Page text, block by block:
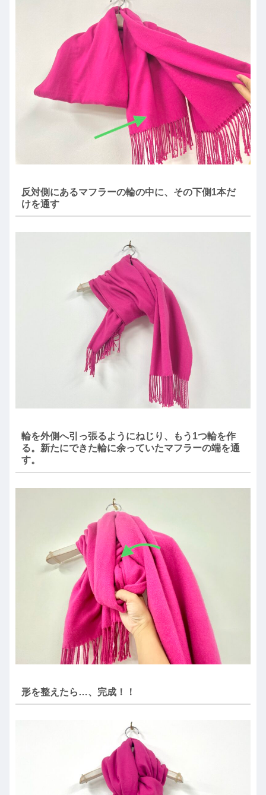
反対側にあるマフラーの輪の中に、その下側1本だ
けを通す
輪を外側へ引っ張るようにねじり、もう1つ輪を作
る。新たにできた輪に余っていたマフラーの端を通
す。
形を整えたら…、完成！！